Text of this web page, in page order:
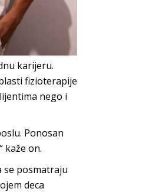
karijeru.
fizioterapije
nego i
Ponosan
kaže on.
se posmatraju
deca